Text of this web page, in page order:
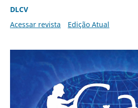
DLCV
Acessar revista
Edição Atual